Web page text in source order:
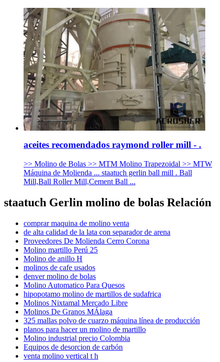
aceites recomendados raymond roller mill - .
>> Molino de Bolas >> MTM Molino Trapezoidal >> MTW
Máquina de Molienda ... staatuch gerlin ball mill . Ball
Mill,Ball Roller Mill,Cement Ball ...
staatuch Gerlin molino de bolas Relación
comprar maquina de molino venta
de alta calidad de la lata con separador de arena
Proveedores De Molienda Cerro Corona
Molino martillo Perú 25
Molino de anillo H
molinos de cafe usados
denver molino de bolas
Molino Automatico Para Quesos
hipopotamo molino de martillos de sudafrica
Molinos Nixtamal Mercado Libre
Molinos De Granos MÁlaga
325 mallas polvo de cuarzo máquina línea de producción
planos para hacer un molino de martillo
Molino industrial precio Colombia
Equipos de desorcion de carbón
venta molino vertical t h